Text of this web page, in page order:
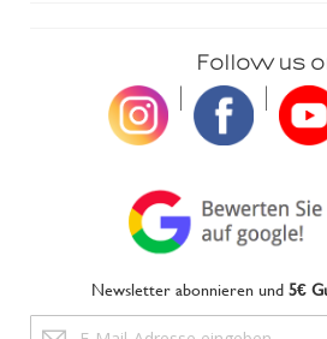
Follow us
Newsletter abonnieren und5€
Anmeldung